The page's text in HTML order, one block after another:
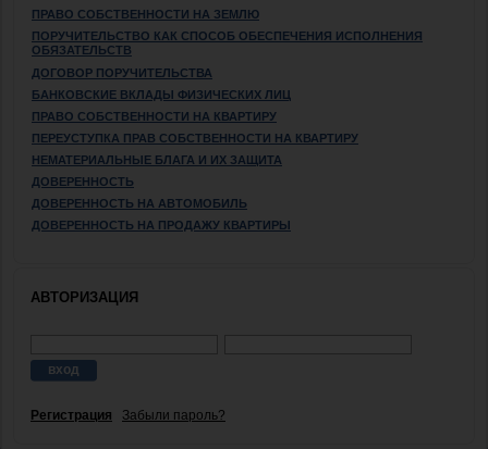
ПРАВО СОБСТВЕННОСТИ НА ЗЕМЛЮ
ПОРУЧИТЕЛЬСТВО КАК СПОСОБ ОБЕСПЕЧЕНИЯ ИСПОЛНЕНИЯ
ОБЯЗАТЕЛЬСТВ
ДОГОВОР ПОРУЧИТЕЛЬСТВА
БАНКОВСКИЕ ВКЛАДЫ ФИЗИЧЕСКИХ ЛИЦ
ПРАВО СОБСТВЕННОСТИ НА КВАРТИРУ
ПЕРЕУСТУПКА ПРАВ СОБСТВЕННОСТИ НА КВАРТИРУ
НЕМАТЕРИАЛЬНЫЕ БЛАГА И ИХ ЗАЩИТА
ДОВЕРЕННОСТЬ
ДОВЕРЕННОСТЬ НА АВТОМОБИЛЬ
ДОВЕРЕННОСТЬ НА ПРОДАЖУ КВАРТИРЫ
АВТОРИЗАЦИЯ
Регистрация Забыли пароль?